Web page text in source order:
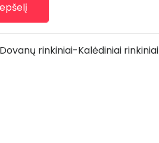
Dovanų rinkiniai-Kalėdiniai rinkiniai